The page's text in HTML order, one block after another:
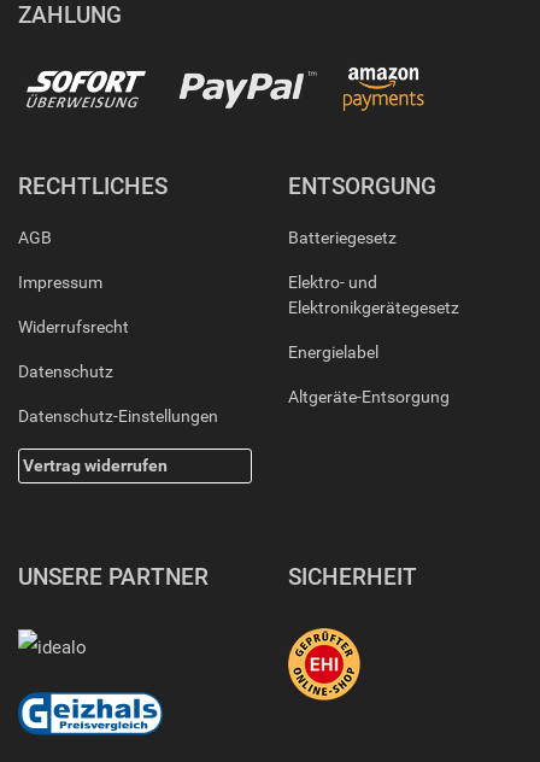
ZAHLUNG
RECHTLICHES
AGB
Impressum
Widerrufsrecht
Datenschutz
Datenschutz-Einstellungen
Vertrag widerrufen
ENTSORGUNG
Batteriegesetz
Elektro- und
Elektronikgerätegesetz
Energielabel
Altgeräte-Entsorgung
UNSERE PARTNER SICHERHEIT